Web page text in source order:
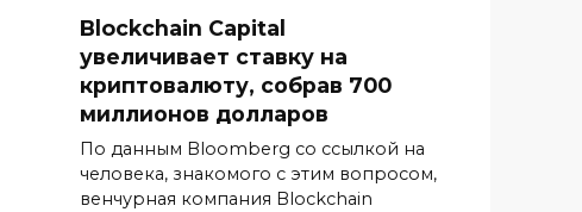
Blockchain Capital
увеличивает ставку на
криптовалюту, собрав 700
миллионов долларов
По данным Bloomberg со ссылкой на
человека, знакомого с этим вопросом,
венчурная компания Blockchain